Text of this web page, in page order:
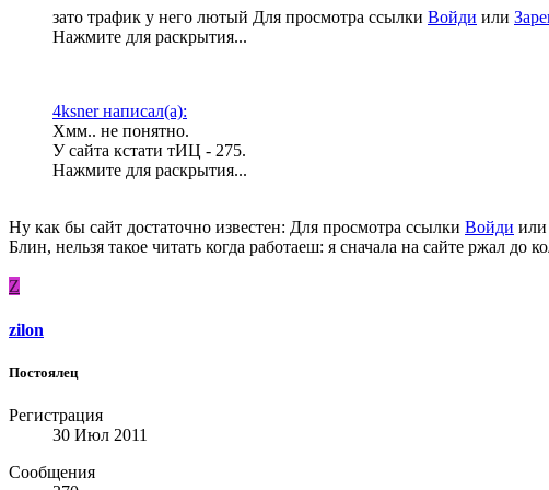
зато трафик у него лютый Для просмотра ссылки Войди или
Нажмите для раскрытия...
4ksner написал(а):
Хмм.. не понятно.
У сайта кстати тИЦ - 275.​
Нажмите для раскрытия...
Ну как бы сайт достаточно известен: Для просмотра ссылки Войди или
Блин, нельзя такое читать когда работаеш: я сначала на сайте ржал
Z
zilon
Постоялец
Регистрация
30 Июл 2011
Сообщения